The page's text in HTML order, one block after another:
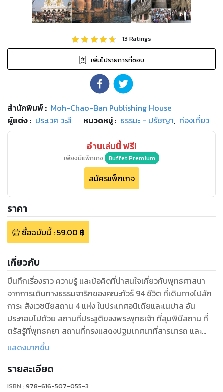
13 Ratings
เพิ่มไปรายการที่ชอบ
สำนักพิมพ์: Moh-Chao-Ban Publishing House
ผู้แต่ง : ประเวศ วะสี หมวดหมู่: ธรรมะ - ปรัชญา, ท่องเที่ยว
อ่านเล่มนี้ ฟรี!
เพียงมีแพ็กเกจ Buffet Premium
สมัครแพ็กเกจ
ราคา
ซื้อฉบับนี้: 59.00 ฿
เกี่ยวกับ
บึนทึกเรื่องราว ความรู้ และข้อคิดที่น่าสนใจเกี่ยวกับพุทธศาสนา
จากการเดินทางธรรมจาริกของคณะทัวร์ 94 ชีวิต ที่เดินทางไปสัก
การะ สังเวชนียสถาน 4 แห่ง ในประเทศอนิเดียและเนปาล อัน
ประกอบไปด้วย สถานที่ประสูติของพระพุทธเจ้า ที่ลุมพินีสถาน ที่
ตรัสรู้ที่พุทธคยา สถานที่ทรงแสดงปฐมเทศนาที่สารนารถ และ
สถานที่ดับขันธปรินิพพานที่กุสินารา ร่วมท่องแดนอันเป็น แหล่ง
หนังสือเล่มนี้
แสดงมากขึ้น
รายละเอียด
ISBN : 978-616-507-055-3